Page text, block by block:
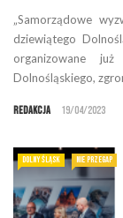
„Samorządowe
dziewiątego
organizowane
Dolnośląskiego,
Redakcja 19/04/2023
DOLNY ŚLĄSK NIE PRZEGAP